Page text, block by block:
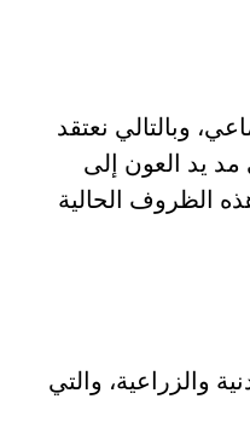
وبالتالي نعتقد
يد العون إلى
والزراعية، والتي